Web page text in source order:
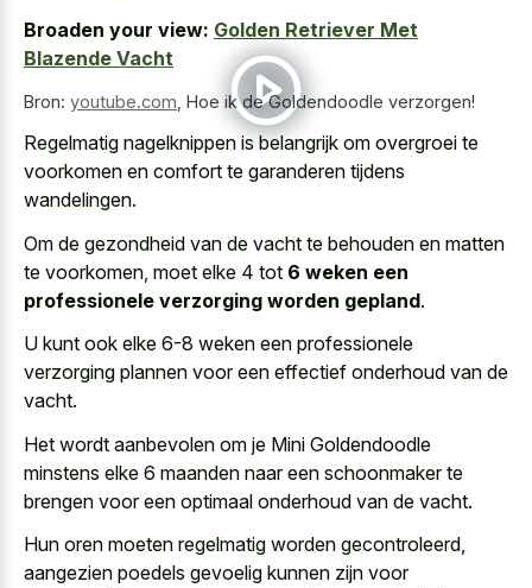
Broaden your view: Golden Retriever Met
Blazende Vacht
Bron: youtube.com Hoe ik de Goldendoodle verzorgen!
Regelmatig nagelknippen is belangrijk om overgroei te
voorkomen en comfort te garanderen tijdens
wandelingen.
Om de gezondheid van de vacht te behouden en matten
te voorkomen, moet elke 4 tot 6 weken een
professionele verzorging worden gepland.
U kunt ook elke 6-8 weken een professionele
verzorging plannen voor een effectief onderhoud van de
vacht.
Het wordt aanbevolen om je Mini Goldendoodle
minstens elke 6 maanden naar een schoonmaker te
brengen voor een optimaal onderhoud van de vacht.
Hun oren moeten regelmatig worden gecontroleerd,
aangezien poedels gevoelig kunnen zijn voor